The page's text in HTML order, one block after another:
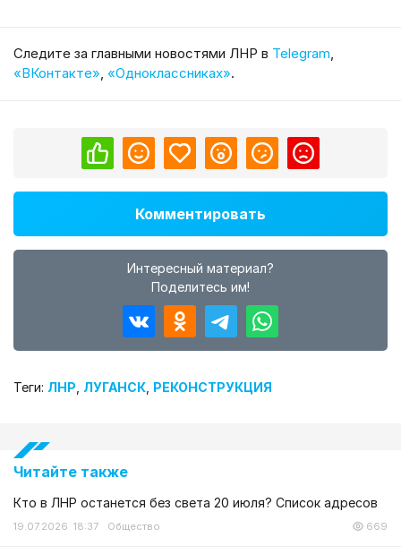
Cледите за главными новостями ЛНР в Telegram,
«ВКонтакте», «Одноклассниках».
Комментировать
Интересный материал?
Поделитесь им!
Теги: ЛНР ЛУГАНСК РЕКОНСТРУКЦИЯ
Читайте также
Кто в ЛНР останется без света 20 июля? Список адресов
19.07.2026 18:37 Общество 669